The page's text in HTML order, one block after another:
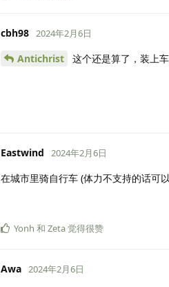
cbh98 2024年2月6日
Antichrist 这个还是算了，装上
Eastwind 2024年2月6日
在城市里骑自行车 (体力不支持的话可
Yonh 和 Zeta觉得很赞
Awa 2024年2月6日